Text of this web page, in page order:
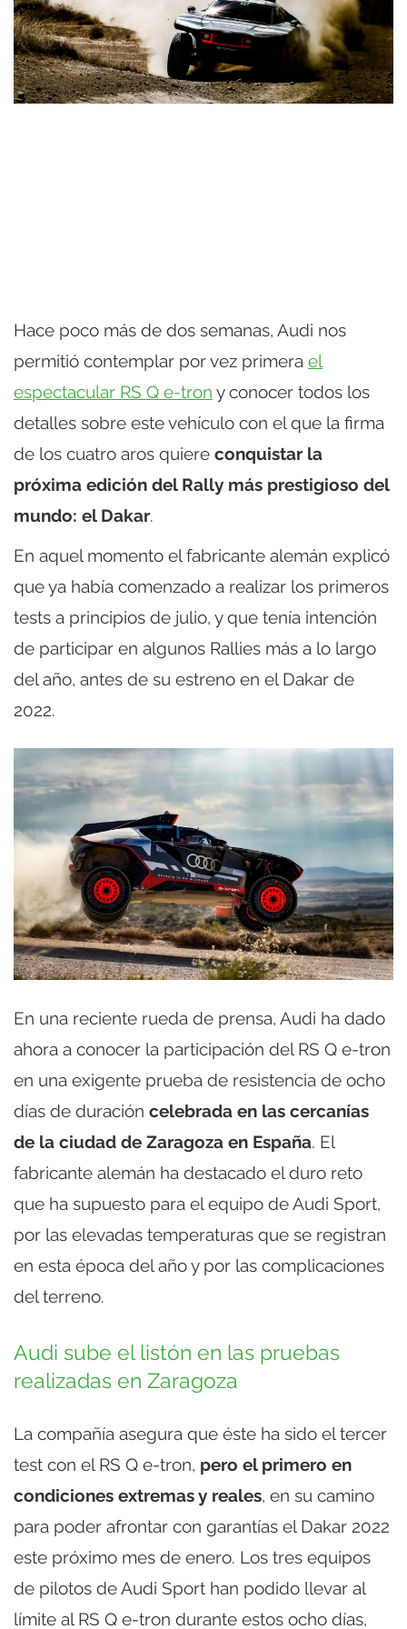
Hace poco más de dos semanas, Audi nos
permitió contemplar por vez primera el
espectacular RS Q e-tron y conocer todos los
detalles sobre este vehículo con el que la firma
de los cuatro aros quiere conquistar la
próxima edición del Rally más prestigioso del
mundo: el Dakar.
En aquel momento el fabricante alemán explicó
que ya había comenzado a realizar los primeros
tests a principios de julio, y que tenía intención
de participar en algunos Rallies más a lo largo
del año, antes de su estreno en el Dakar de
2022.
En una reciente rueda de prensa, Audi ha dado
ahora a conocer la participación del RS Q e-tron
en una exigente prueba de resistencia de ocho
días de duración celebrada en las cercanías
de la ciudad de Zaragoza en España. El
fabricante alemán ha destacado el duro reto
que ha supuesto para el equipo de Audi Sport,
por las elevadas temperaturas que se registran
en esta época del año y por las complicaciones
del terreno.
Audi sube el listón en las pruebas
realizadas en Zaragoza
La compañía asegura que éste ha sido el tercer
test con el RS Q e-tron, pero el primero en
condiciones extremas y reales, en su camino
para poder afrontar con garantías el Dakar 2022
este próximo mes de enero. Los tres equipos
de pilotos de Audi Sport han podido llevar al
límite al RS Q e-tron durante estos ocho días,